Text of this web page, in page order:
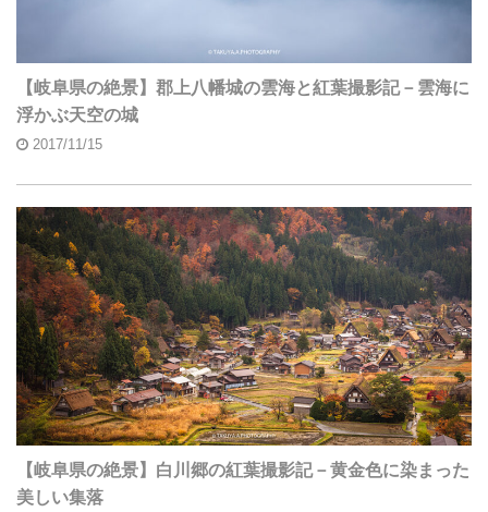
【岐阜県の絶景】郡上八幡城の雲海と紅葉撮影記－雲海に
浮かぶ天空の城
2017/11/15
【岐阜県の絶景】白川郷の紅葉撮影記－黄金色に染まった
美しい集落